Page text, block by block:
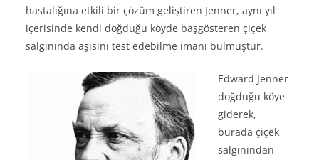
hastalığına etkili bir çözüm geliştiren Jenner, aynı yıl
içerisinde kendi doğduğu köyde başgösteren çiçek
salgınında aşısını test edebilme imanı bulmuştur.
Edward Jenner
doğduğu köye
giderek,
burada çiçek
salgınından